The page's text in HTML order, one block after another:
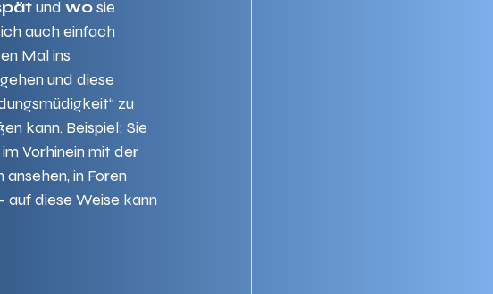
und wo sie
auch einfach
Mal ins
und diese
zu
kann. Beispiel: Sie
Vorhinein mit der
in Foren
auf diese Weise kann